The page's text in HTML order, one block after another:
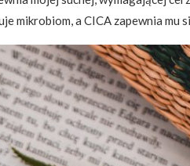
mikrobiom, a CICA zapewnia mu